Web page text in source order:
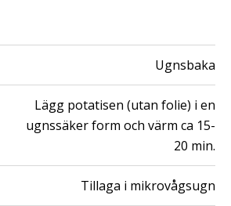
Ugnsbaka
Lägg potatisen (utan folie) i en
ugnssäker form och värm ca 15-
20 min.
Tillaga i mikrovågsugn